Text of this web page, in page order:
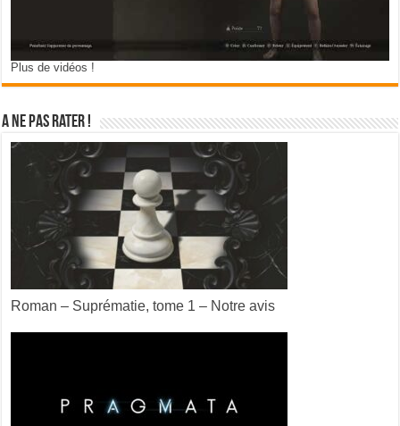
Plus de vidéos !
A ne pas rater !
Roman – Suprématie, tome 1 – Notre avis